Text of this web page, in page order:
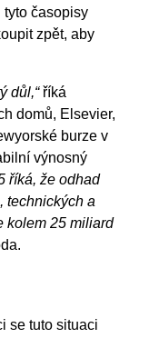
časopisy
zpět, aby
důl,“říká
domů, Elsevier,
burze v
výnosný
říká, že odhad
technických a
kolem 25 miliard
se tuto situaci